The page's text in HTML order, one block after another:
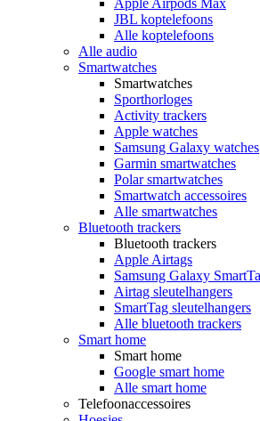
Apple Airpods Max
JBL koptelefoons
Alle koptelefoons
Alle audio
Smartwatches
Smartwatches
Sporthorloges
Activity trackers
Apple watches
Samsung Galaxy watches
Garmin smartwatches
Polar smartwatches
Smartwatch accessoires
Alle smartwatches
Bluetooth trackers
Bluetooth trackers
Apple Airtags
Samsung Galaxy
Airtag sleutelhangers
SmartTag sleutelhangers
Alle bluetooth trackers
Smart home
Smart home
Google smart home
Alle smart home
Telefoonaccessoires